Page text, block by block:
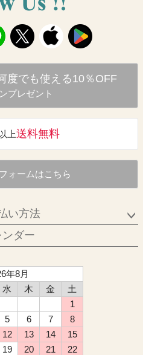
度でも使える10％OFF
プレゼント
上送料無料
ォームはこちら
い方法
ンダー
年8月
水 木 金
土
1
5 6 7
8
12 13 14
15
19 20 21
22